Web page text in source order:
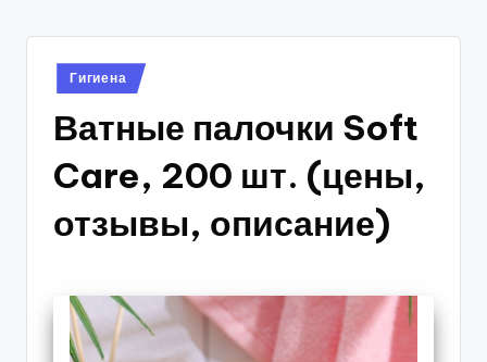
Опубликовано
в
Гигиена
Ватные палочки Soft
Care, 200 шт. (цены,
отзывы, описание)